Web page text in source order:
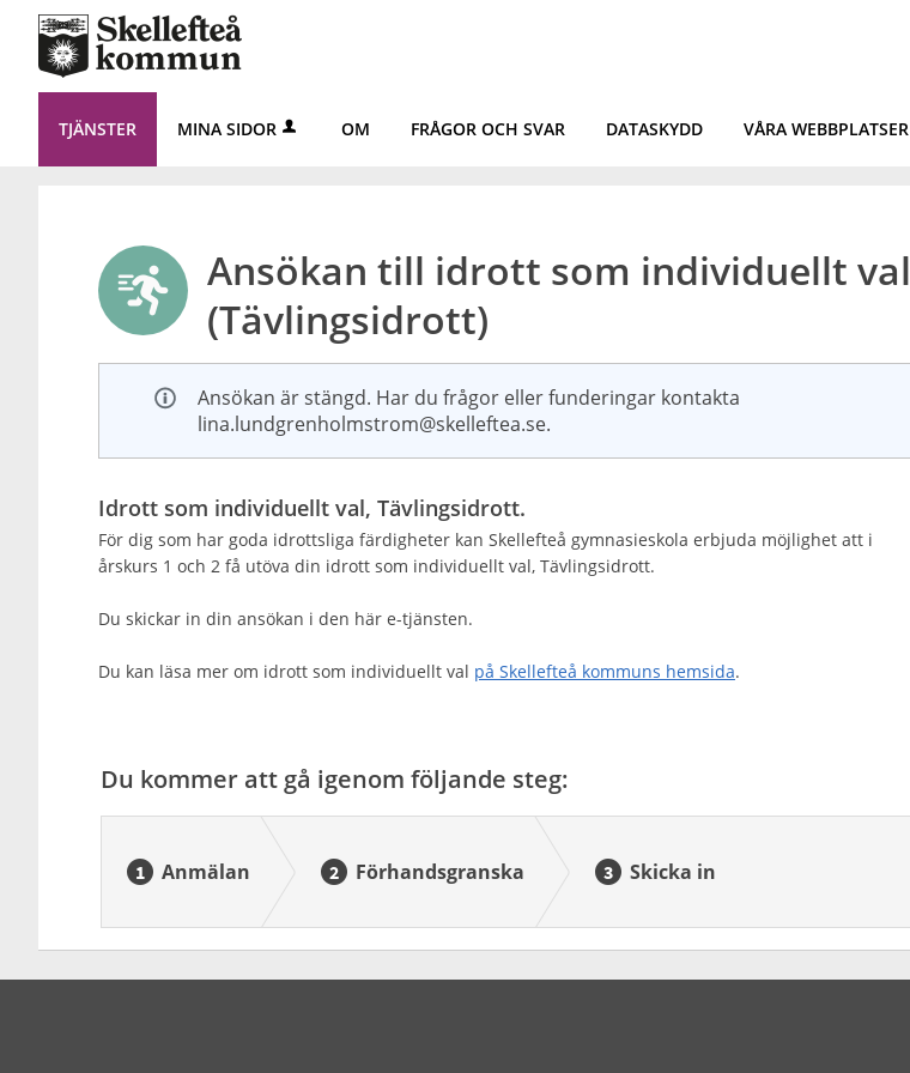
TJÄNSTER MINA SIDOR OM FRÅGOR OCH SVAR DATASKYDD VÅRA WEBBPLATSER
Ansökan till idrott som individuellt val
(Tävlingsidrott)
Ansökan är stängd. Har du frågor eller funderingar kontakta
lina.lundgrenholmstrom@skelleftea.se.
Idrott som individuellt val, Tävlingsidrott.
För dig som har goda idrottsliga färdigheter kan Skellefteå gymnasieskola erbjuda möjlighet att i
årskurs 1 och 2 få utöva din idrott som individuellt val, Tävlingsidrott.
Du skickar in din ansökan i den här e-tjänsten.
Du kan läsa mer om idrott som individuellt val på Skellefteå kommuns hemsida.
Du kommer att gå igenom följande steg:
Anmälan Förhandsgranska Skicka in